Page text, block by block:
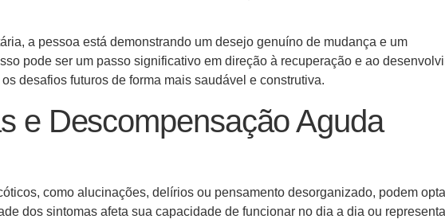
a pessoa está demonstrando um desejo genuíno de mudança e um
pode ser um passo significativo em direção à recuperação e ao
desafios futuros de forma mais saudável e construtiva.
e Descompensação Aguda
como alucinações, delírios ou pensamento desorganizado, podem
dos sintomas afeta sua capacidade de funcionar no dia a dia ou